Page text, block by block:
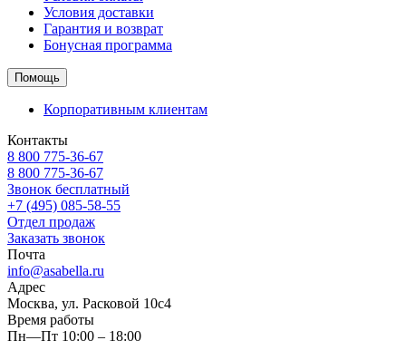
Условия доставки
Гарантия и возврат
Бонусная программа
Помощь
Корпоративным клиентам
Контакты
8 800 775-36-67
8 800 775-36-67
Звонок бесплатный
+7 (495) 085-58-55
Отдел продаж
Заказать звонок
Почта
info@asabella.ru
Адрес
Москва, ул. Расковой 10с4
Время работы
Пн—Пт 10:00 – 18:00